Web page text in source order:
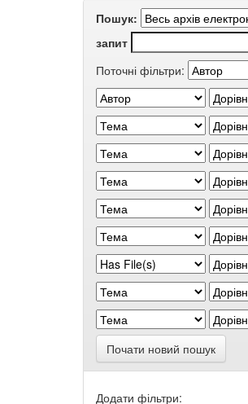
Пошук:
запит
Поточні фільтри:
Почати новий пошук
Додати фільтри: